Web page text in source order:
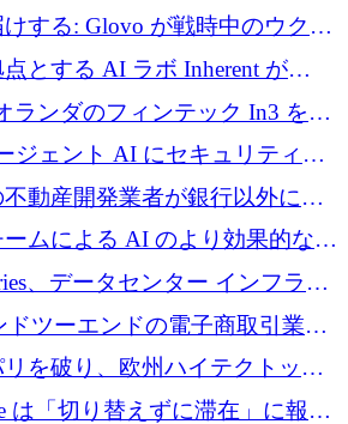
シリーズ A で 1,500 万ドルを
する: Glovo が戦時中のウクラ
に成長する市場の 1 つをどの
か
とする AI ラボ Inherent が
資金調達でステルスから浮上
ランダのフィンテック In3 を買
ウト時にクレジットを提供
ジェント AI にセキュリティと
たらすために 3,000 万ドルを
動産開発業者が銀行以外にも
ため、InRentoの資金調達額は
ムによる AI のより効果的な使
めに 35 万ポンドを確保
、データセンター インフラス
テムの拡張に 5,000 万ドルを
ドツーエンドの電子商取引業務
ェントを構築するために 200
を破り、欧州ハイテクトップ
は「切り替えずに滞在」に報酬